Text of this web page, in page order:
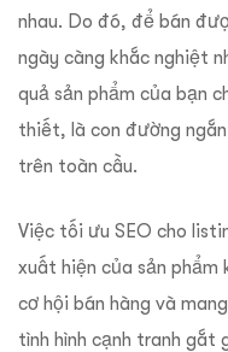
nhau. Do đó, để bán
ngày càng khắc nghiệt
quả sản phẩm của bạn
thiết, là con đường
trên toàn cầu.
Việc tối ưu SEO cho
xuất hiện của sản
cơ hội bán hàng và
tình hình cạnh tranh gắt